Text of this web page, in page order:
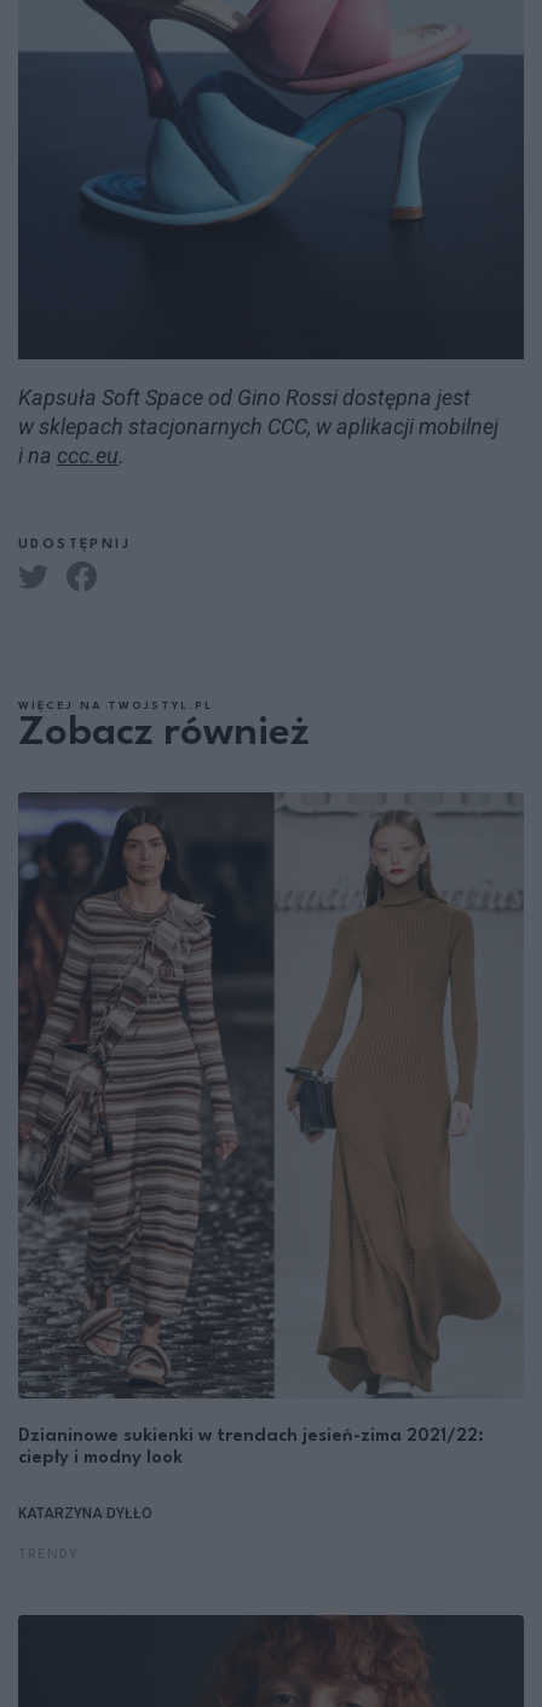
Kapsuła Soft Space od Gino Rossi dostępna jest
w sklepach stacjonarnych CCC, w aplikacji mobilnej
i na ccc.eu.
UDOSTĘPNIJ
WIĘCEJ NA TWOJSTYL.PL
Zobacz również
Dzianinowe sukienki w trendach jesień-zima 2021/22:
ciepły i modny look
KATARZYNA DYŁŁO